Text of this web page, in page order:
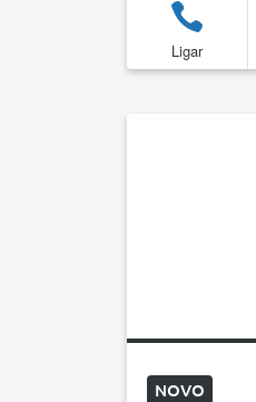
Ligar
NOVO